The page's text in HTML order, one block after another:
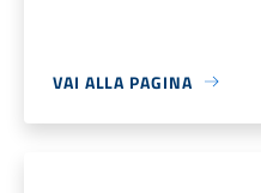
VAI ALLA PAGINA